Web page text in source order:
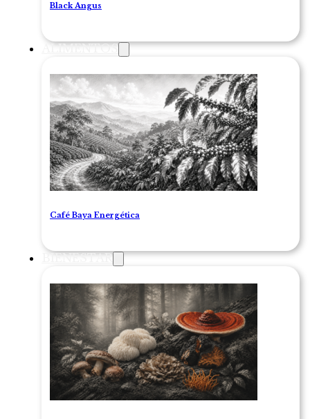
Black Angus
ALIMENTOS
Café Baya Energética
BIENESTAR